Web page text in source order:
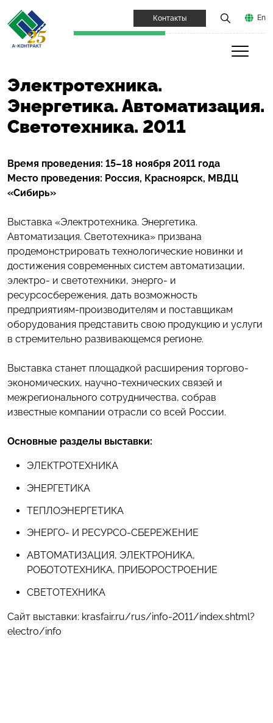
Контакты En
Электротехника.
Энергетика. Автоматизация.
Светотехника. 2011
Время проведения: 15–18 ноября 2011 года
Место проведения: Россия, Красноярск, МВДЦ
«Сибирь»
Выставка «Электротехника. Энергетика.
Автоматизация. Светотехника» призвана
продемонстрировать технологические новинки и
достижения современных систем автоматизации,
электро- и светотехники, энерго- и
ресурсосбережения, дать возможность
предприятиям-производителям и поставщикам
оборудования представить свою продукцию и услуги
в стремительно развивающемся регионе.
Выставка станет площадкой расширения торгово-
экономических, научно-технических связей и
межрегионального сотрудничества, собрав
известные компании отрасли со всей России.
Основные разделы выставки:
ЭЛЕКТРОТЕХНИКА
ЭНЕРГЕТИКА
ТЕПЛОЭНЕРГЕТИКА
ЭНЕРГО- И РЕСУРСО-СБЕРЕЖЕНИЕ
АВТОМАТИЗАЦИЯ, ЭЛЕКТРОНИКА,
РОБОТОТЕХНИКА, ПРИБОРОСТРОЕНИЕ
СВЕТОТЕХНИКА
Сайт выставки: krasfair.ru/rus/info-2011/index.shtml?
electro/info